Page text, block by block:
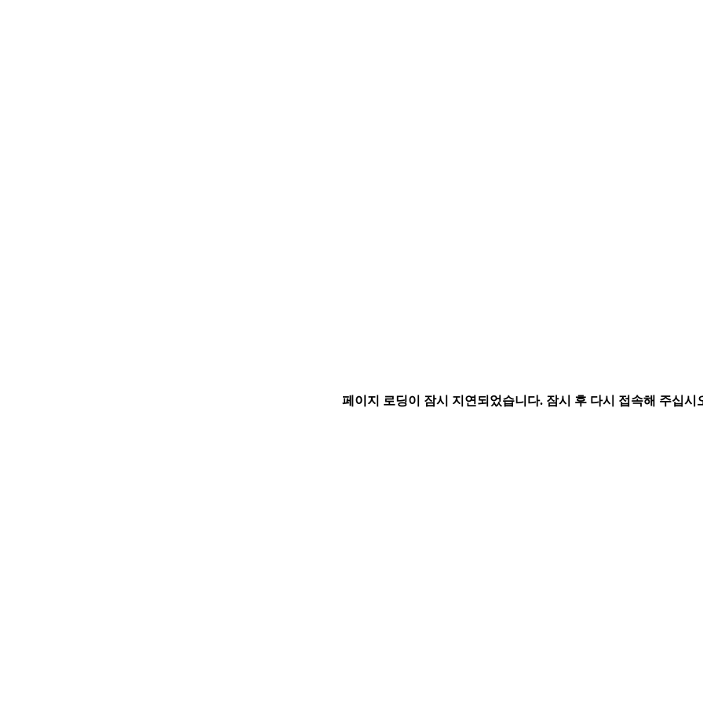
페이지 로딩이 잠시 지연되었습니다. 잠시 후 다시 접속해 주십시